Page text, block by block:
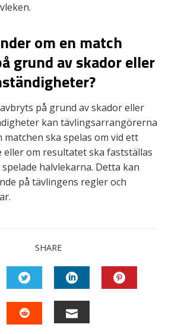
om en match
grund av skador eller
på grund av skador eller
kan tävlingsarrangörerna
matchen ska spelas om vid ett
eller om resultatet ska fastställas
halvlekarna. Detta kan
på tävlingens regler och
SHARE
TWITTERLINKEDIN